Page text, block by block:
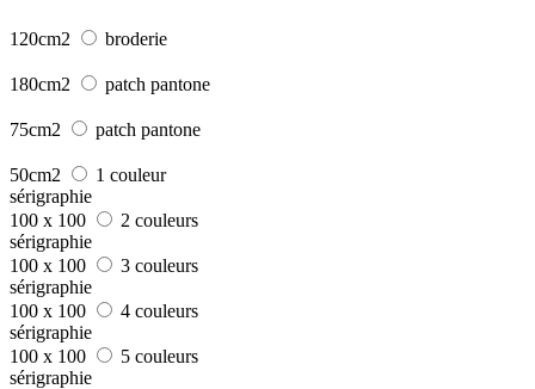
120cm2 broderie
180cm2 patch pantone
75cm2 patch pantone
50cm2
1 couleur
sérigraphie
100 x 100
2 couleurs
sérigraphie
100 x 100
3 couleurs
sérigraphie
100 x 100
4 couleurs
sérigraphie
100 x 100
5 couleurs
sérigraphie